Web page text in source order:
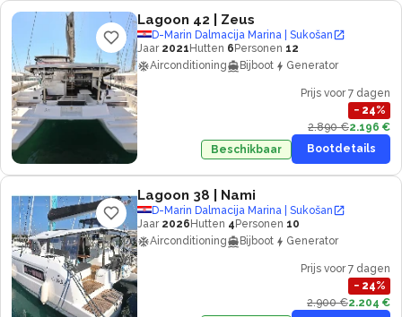
Lagoon 42 | Zeus
D-Marin Dalmacija Marina | Sukošan
Jaar 2021 Hutten 6 Personen 12
Airconditioning
Bijboot Generator
Prijs voor 7 dagen
− 24%
2.890 €2.196 €
Beschikbaar
Bootdetails
Lagoon 38 | Nami
D-Marin Dalmacija Marina | Sukošan
Jaar 2026 Hutten 4 Personen 10
Airconditioning
Bijboot Generator
Prijs voor 7 dagen
− 24%
2.900 €2.204 €